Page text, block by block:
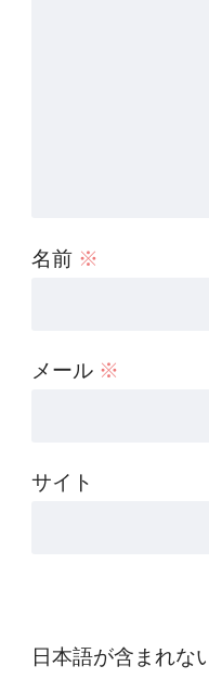
名前 ※
メール ※
サイト
日本語が含まれな